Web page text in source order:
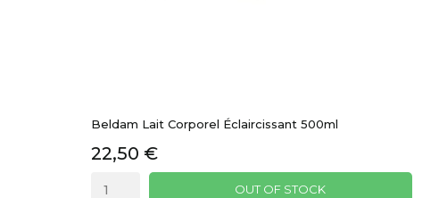
Beldam Lait Corporel Éclaircissant 500ml
22,50 €
OUT OF STOCK